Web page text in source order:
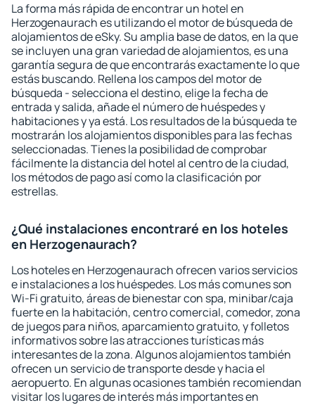
La forma más rápida de encontrar un hotel en
Herzogenaurach es utilizando el motor de búsqueda de
alojamientos de eSky. Su amplia base de datos, en la que
se incluyen una gran variedad de alojamientos, es una
garantía segura de que encontrarás exactamente lo que
estás buscando. Rellena los campos del motor de
búsqueda - selecciona el destino, elige la fecha de
entrada y salida, añade el número de huéspedes y
habitaciones y ya está. Los resultados de la búsqueda te
mostrarán los alojamientos disponibles para las fechas
seleccionadas. Tienes la posibilidad de comprobar
fácilmente la distancia del hotel al centro de la ciudad,
los métodos de pago así como la clasificación por
estrellas.
¿Qué instalaciones encontraré en los hoteles
en Herzogenaurach?
Los hoteles en Herzogenaurach ofrecen varios servicios
e instalaciones a los huéspedes. Los más comunes son
Wi-Fi gratuito, áreas de bienestar con spa, minibar/caja
fuerte en la habitación, centro comercial, comedor, zona
de juegos para niños, aparcamiento gratuito, y folletos
informativos sobre las atracciones turísticas más
interesantes de la zona. Algunos alojamientos también
ofrecen un servicio de transporte desde y hacia el
aeropuerto. En algunas ocasiones también recomiendan
visitar los lugares de interés más importantes en